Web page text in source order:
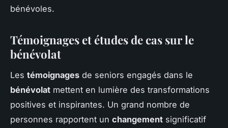
bénévoles.
Témoignages et études de cas sur le
bénévolat
Les témoignages de seniors engagés dans le
bénévolat mettent en lumière des transformations
positives et inspirantes. Un grand nombre de
personnes rapportent un changement significatif